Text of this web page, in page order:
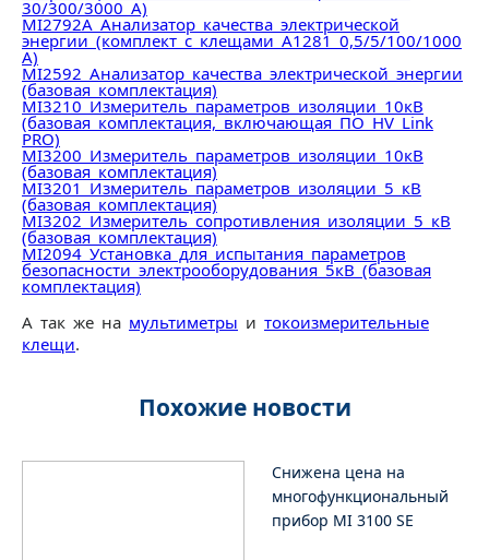
30/300/3000 А)
MI2792A Анализатор качества электрической
энергии (комплект с клещами А1281 0,5/5/100/1000
А)
MI2592 Анализатор качества электрической энергии
(базовая комплектация)
MI3210 Измеритель параметров изоляции 10кВ
(базовая комплектация, включающая ПО HV Link
PRO)
MI3200 Измеритель параметров изоляции 10кВ
(базовая комплектация)
MI3201 Измеритель параметров изоляции 5 кВ
(базовая комплектация)
MI3202 Измеритель сопротивления изоляции 5 кВ
(базовая комплектация)
MI2094 Установка для испытания параметров
безопасности электрооборудования 5кВ (базовая
комплектация)
А так же на мультиметры и токоизмерительные
клещи.
Похожие новости
Снижена цена на
многофункциональный
прибор MI 3100 SE